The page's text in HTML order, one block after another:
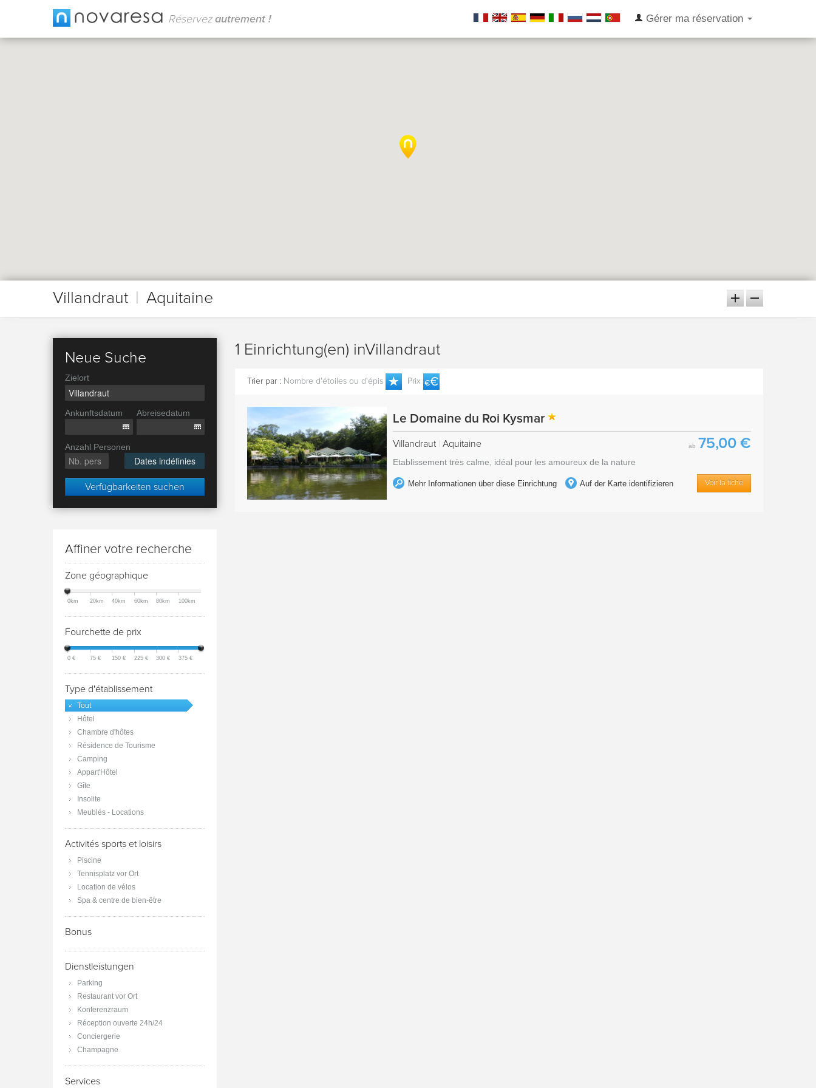
Réservezautrement ! Gérer ma réservation
Villandraut Aquitaine
Neue Suche
Zielort
Ankunftsdatum Abreisedatum
Anzahl Personen
Dates indéfinies
Verfügbarkeiten suchen
Affiner votre recherche
Zone géographique
0km 20km 40km 60km 80km 100km
Fourchette de prix
0 € 75 € 150 € 225 € 300 € 375 €
Type d'établissement
Tout
Hôtel
Chambre d'hôtes
Résidence de Tourisme
Camping
Appart'Hôtel
Gîte
Insolite
Meublés - Locations
Activités sports et loisirs
Piscine
Tennisplatz vor Ort
Location de vélos
Spa & centre de bien-être
Bonus
Dienstleistungen
Parking
Restaurant vor Ort
Konferenzraum
Réception ouverte 24h/24
Conciergerie
Champagne
Services
1 Einrichtung(en) inVillandraut
Trier par : Nombre d'étoiles ou d'épis Prix
Le Domaine du Roi Kysmar
Villandraut Aquitaine ab 75,00 €
Etablissement très calme, idéal pour les amoureux de la nature
Mehr Informationen über diese Einrichtung Auf der Karte identifizieren Voir la fiche